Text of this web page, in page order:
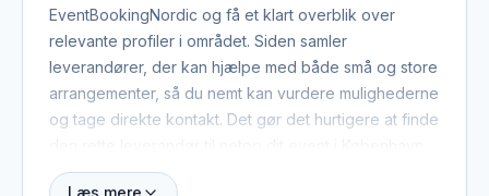
EventBookingNordic og få et klart overblik over
relevante profiler i området. Siden samler
leverandører, der kan hjælpe med både små og store
arrangementer, så du nemt kan vurdere mulighederne
og tage direkte kontakt. Det gør det hurtigere at finde